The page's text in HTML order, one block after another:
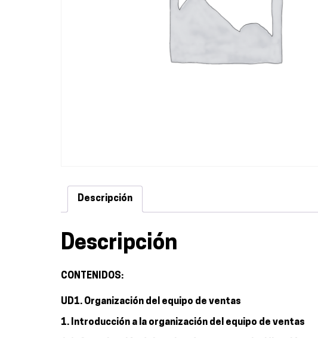
Descripción
Descripción
CONTENIDOS:
UD1. Organización del equipo de ventas
1. Introducción a la organización del equipo de ventas